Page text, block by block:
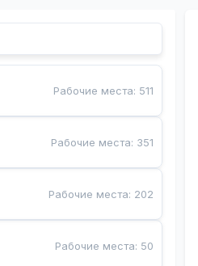
Рабочие места: 511
Рабочие места: 351
Рабочие места: 202
Рабочие места: 50